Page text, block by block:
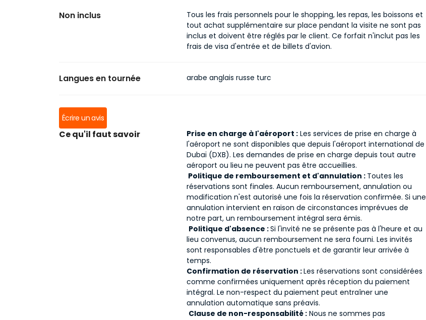
Non inclus
Tous les frais personnels pour le shopping, les repas, les boissons et
tout achat supplémentaire sur place pendant la visite ne sont pas
inclus et doivent être réglés par le client. Ce forfait n'inclut pas les
frais de visa d'entrée et de billets d'avion.
Langues en tournée arabe anglais russe turc
Écrire un avis
Ce qu'il faut savoir Prise en charge à l'aéroport : Les services de prise en charge à
l'aéroport ne sont disponibles que depuis l'aéroport international de
Dubaï (DXB). Les demandes de prise en charge depuis tout autre
aéroport ou lieu ne peuvent pas être accueillies.
Politique de remboursement et d'annulation : Toutes les
réservations sont finales. Aucun remboursement, annulation ou
modification n'est autorisé une fois la réservation confirmée. Si une
annulation intervient en raison de circonstances imprévues de
notre part, un remboursement intégral sera émis.
Politique d'absence :Si l'invité ne se présente pas à l'heure et au
lieu convenus, aucun remboursement ne sera fourni. Les invités
sont responsables d'être ponctuels et de garantir leur arrivée à
temps.
Confirmation de réservation :Les réservations sont considérées
comme confirmées uniquement après réception du paiement
intégral. Le non-respect du paiement peut entraîner une
annulation automatique sans préavis.
Clause de non-responsabilité : Nous ne sommes pas